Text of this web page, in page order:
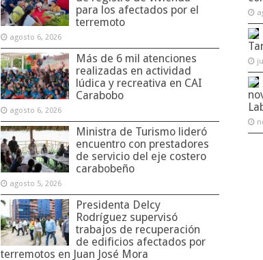
para los afectados por el
terremoto
agosto 6, 2026
Más de 6 mil atenciones
realizadas en actividad
lúdica y recreativa en CAI
Carabobo
agosto 6, 2026
Ministra de Turismo lideró
encuentro con prestadores
de servicio del eje costero
carabobeño
agosto 5, 2026
Presidenta Delcy
Rodríguez supervisó
trabajos de recuperación
de edificios afectados por
terremotos en Juan José Mora